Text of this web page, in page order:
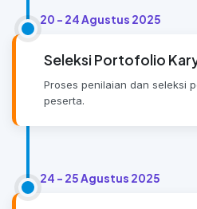
20 - 24 Agustus 2025
Seleksi Portofolio
Proses penilaian dan seleksi
peserta.
24 - 25 Agustus 2025